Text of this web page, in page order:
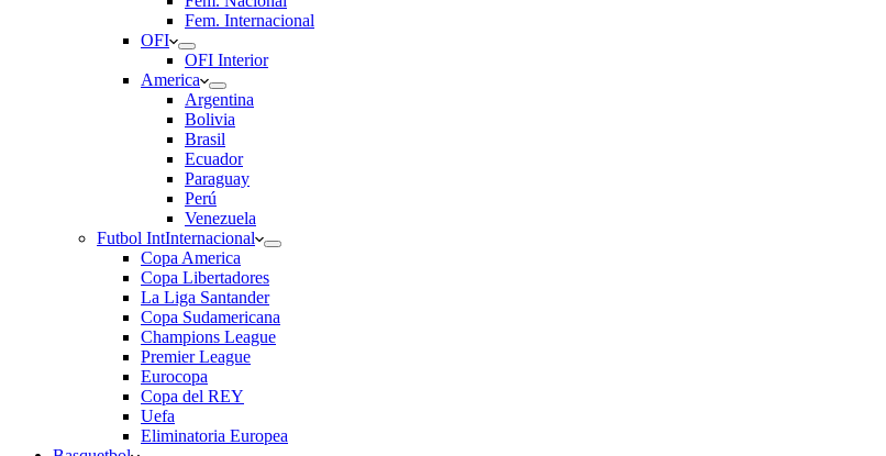
Fem. Internacional
OFI
OFI Interior
America
Argentina
Bolivia
Brasil
Ecuador
Paraguay
Perú
Venezuela
Futbol IntInternacional
Copa America
Copa Libertadores
La Liga Santander
Copa Sudamericana
Champions League
Premier League
Eurocopa
Copa del REY
Uefa
Eliminatoria Europea